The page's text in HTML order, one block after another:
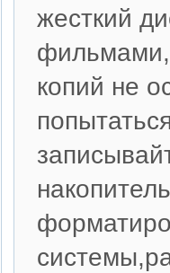
жесткий
копий не